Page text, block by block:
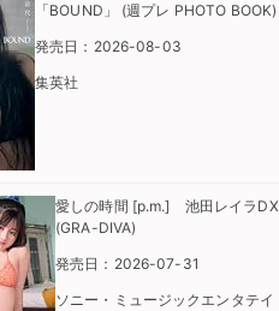
「BOUND」 (週プレ PHOTO BOOK)
発売日：2026-08-03
集英社
愛しの時間 [p.m.] 池田レイラDX
(GRA-DIVA)
発売日：2026-07-31
ソニー・ミュージックエンタテイ